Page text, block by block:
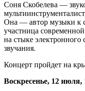
Соня Скобелева —
Она — автор музыки к
участница
на стыке электронного
звучания.
Концерт пройдет на
Воскресенье, 12